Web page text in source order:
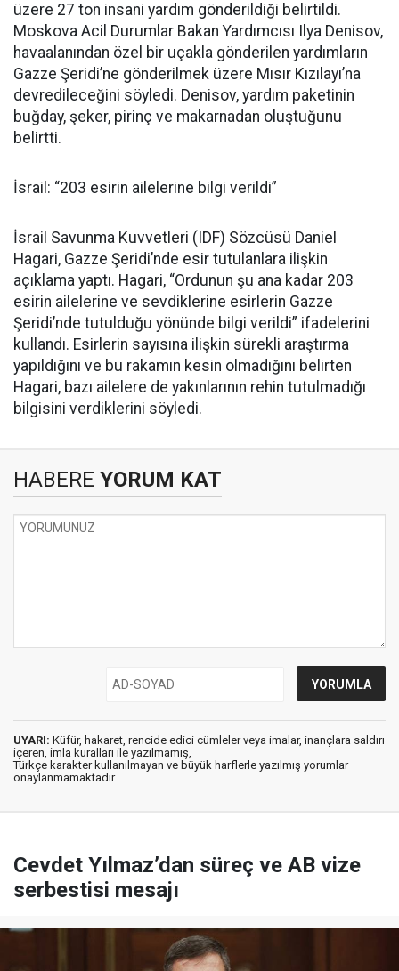
üzere 27 ton insani yardım gönderildiği belirtildi.
Moskova Acil Durumlar Bakan Yardımcısı Ilya Denisov,
havaalanından özel bir uçakla gönderilen yardımların
Gazze Şeridi’ne gönderilmek üzere Mısır Kızılayı’na
devredileceğini söyledi. Denisov, yardım paketinin
buğday, şeker, pirinç ve makarnadan oluştuğunu
belirtti.
İsrail: “203 esirin ailelerine bilgi verildi”
İsrail Savunma Kuvvetleri (IDF) Sözcüsü Daniel
Hagari, Gazze Şeridi’nde esir tutulanlara ilişkin
açıklama yaptı. Hagari, “Ordunun şu ana kadar 203
esirin ailelerine ve sevdiklerine esirlerin Gazze
Şeridi’nde tutulduğu yönünde bilgi verildi” ifadelerini
kullandı. Esirlerin sayısına ilişkin sürekli araştırma
yapıldığını ve bu rakamın kesin olmadığını belirten
Hagari, bazı ailelere de yakınlarının rehin tutulmadığı
bilgisini verdiklerini söyledi.
HABERE YORUM KAT
UYARI: Küfür, hakaret, rencide edici cümleler veya imalar, inançlara saldırı
içeren, imla kuralları ile yazılmamış,
Türkçe karakter kullanılmayan ve büyük harflerle yazılmış yorumlar
onaylanmamaktadır.
Cevdet Yılmaz’dan süreç ve AB vize
serbestisi mesajı